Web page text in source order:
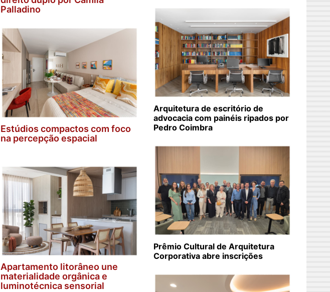
Palladino
Estúdios compactos com foco
na percepção espacial
Apartamento litorâneo une
materialidade orgânica e
luminotécnica sensorial
Arquitetura de escritório de
advocacia com painéis ripados por
Pedro Coimbra
Prêmio Cultural de Arquitetura
Corporativa abre inscrições